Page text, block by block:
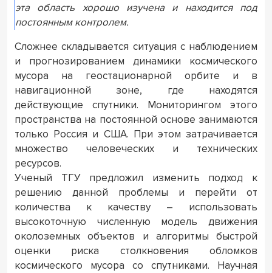
эта область хорошо изучена и находится под
постоянным контролем.
Сложнее складывается ситуация с наблюдением
и прогнозированием динамики космического
мусора на геостационарной орбите и в
навигационной зоне, где находятся
действующие спутники. Мониторингом этого
пространства на постоянной основе занимаются
только Россия и США. При этом затрачивается
множество человеческих и технических
ресурсов.
Ученый ТГУ предложил изменить подход к
решению данной проблемы и перейти от
количества к качеству – использовать
высокоточную численную модель движения
околоземных объектов и алгоритмы быстрой
оценки риска столкновения обломков
космического мусора со спутниками. Научная